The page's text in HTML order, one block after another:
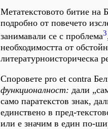
Метатекстовото битие на
подробно от повечето
занимавали се с проблема3
необходимостта от
литературноисторическа
Споровете pro et contra
функционалност: дали
само паратекстов знак,
единствено в пред-
или е значим в един по-